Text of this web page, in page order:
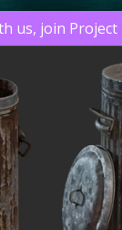
us, join